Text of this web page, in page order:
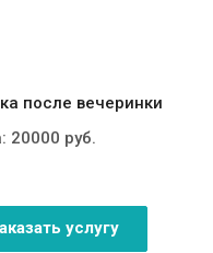
после вечеринки
20000 руб.
услугу